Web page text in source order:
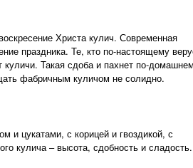
Христа кулич. Современная
праздника. Те, кто по-настоящему
куличи. Такая сдоба и пахнет по-
фабричным куличом не солидно.
и цукатами, с корицей и гвоздикой, с
кулича – высота, сдобность и